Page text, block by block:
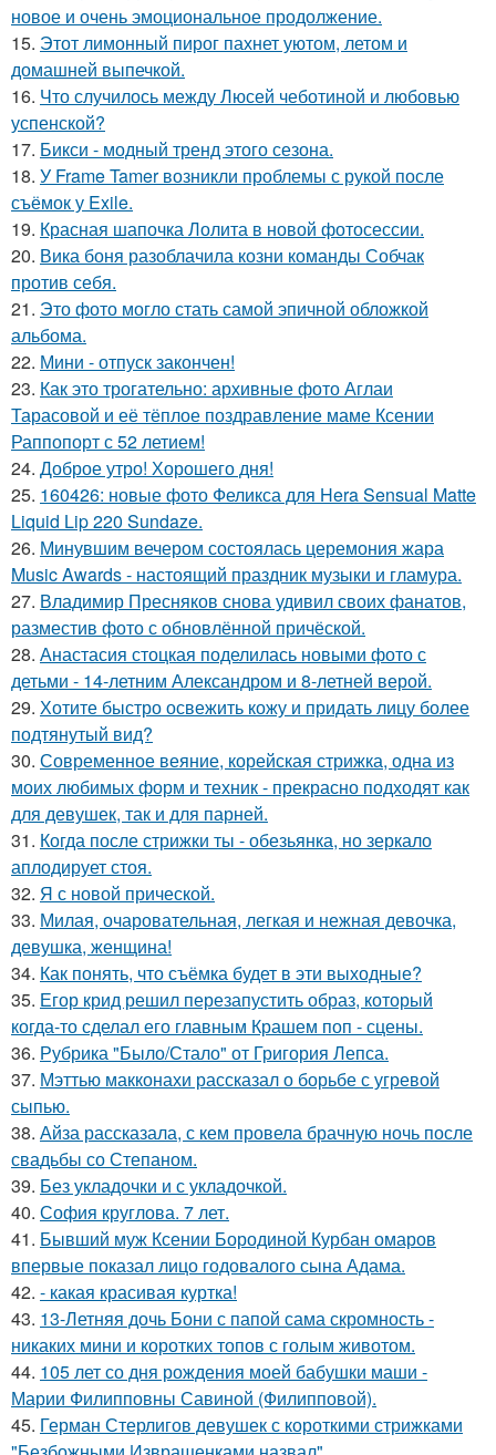
новое и очень эмоциональное продолжение.
15. Этот лимонный пирог пахнет уютом, летом и
домашней выпечкой.
16. Что случилось между Люсей чеботиной и любовью
успенской?
17. Бикси - модный тренд этого сезона.
18. У Frame Tamer возникли проблемы с рукой после
съёмок у Exile.
19. Красная шапочка Лолита в новой фотосессии.
20. Вика боня разоблачила козни команды Собчак
против себя.
21. Это фото могло стать самой эпичной обложкой
альбома.
22. Мини - отпуск закончен!
23. Как это трогательно: архивные фото Аглаи
Тарасовой и её тёплое поздравление маме Ксении
Раппопорт с 52 летием!
24. Доброе утро! Хорошего дня!
25. 160426: новые фото Феликса для Hera Sensual Matte
Liquid Lip 220 Sundaze.
26. Минувшим вечером состоялась церемония жара
Music Awards - настоящий праздник музыки и гламура.
27. Владимир Пресняков снова удивил своих фанатов,
разместив фото с обновлённой причёской.
28. Анастасия стоцкая поделилась новыми фото с
детьми - 14-летним Александром и 8-летней верой.
29. Хотите быстро освежить кожу и придать лицу более
подтянутый вид?
30. Современное веяние, корейская стрижка, одна из
моих любимых форм и техник - прекрасно подходят как
для девушек, так и для парней.
31. Когда после стрижки ты - обезьянка, но зеркало
аплодирует стоя.
32. Я с новой прической.
33. Милая, очаровательная, легкая и нежная девочка,
девушка, женщина!
34. Как понять, что съёмка будет в эти выходные?
35. Егор крид решил перезапустить образ, который
когда-то сделал его главным Крашем поп - сцены.
36. Рубрика "Было/Стало" от Григория Лепса.
37. Мэттью макконахи рассказал о борьбе с угревой
сыпью.
38. Айза рассказала, с кем провела брачную ночь после
свадьбы со Степаном.
39. Без укладочки и с укладочкой.
40. София круглова. 7 лет.
41. Бывший муж Ксении Бородиной Курбан омаров
впервые показал лицо годовалого сына Адама.
42. - какая красивая куртка!
43. 13-Летняя дочь Бони с папой сама скромность -
никаких мини и коротких топов с голым животом.
44. 105 лет со дня рождения моей бабушки маши -
Марии Филипповны Савиной (Филипповой).
45. Герман Стерлигов девушек с короткими стрижками